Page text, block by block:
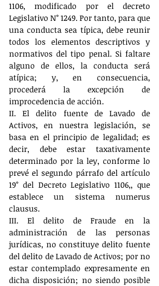
1106, modificado por el decreto
Legislativo N° 1249. Por tanto, para que
una conducta sea típica, debe reunir
todos los elementos descriptivos y
normativos del tipo penal. Si faltare
alguno de ellos, la conducta será
atípica; y, en consecuencia,
procederá la excepción de
improcedencia de acción.
II. El delito fuente de Lavado de
Activos, en nuestra legislación, se
basa en el principio de legalidad; es
decir, debe estar taxativamente
determinado por la ley, conforme lo
prevé el segundo párrafo del artículo
19° del Decreto Legislativo 1106,, que
establece un sistema numerus
clausus.
III. El delito de Fraude en la
administración de las personas
jurídicas, no constituye delito fuente
del delito de Lavado de Activos; por no
estar contemplado expresamente en
dicha disposición; no siendo posible